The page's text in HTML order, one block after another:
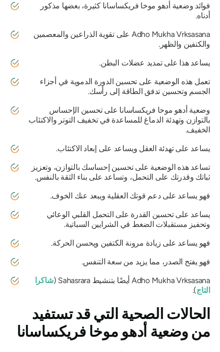
فوائد وضعية أدهو موخا فريكساسانا كثيرة، بعضها مذكور
أدناه.
Adho Mukha Vrksasanaعلى تقوية الذراعين والمعصمين
والكتفين والظهر.
يساعد هذا على تمديد عضلات البطن.
تعمل هذه الوضعية على تحسين الدورة الدموية في أجزاء
الجسم وتحسين تدفق الطاقة إلى رأسك.
وضعيةأدهو موخا فريكساساناعلى تحسين الإحساس
بالتوازن وتهدئة الدماغ للمساعدة في تخفيف التوتر والاكتئاب
الخفيف.
يساعد على تهدئة العقل ويساعد على إبعاد الاكتئاب.
تساعد هذه الوضعية على تحسين إحساسك بالتوازن، وتعزيز
ثباتك وقدرتك على التحمل، وتساعد على بناء الثقة بالنفس.
فهو يساعد على دعم قوتك العقلية ويبعد عنك الخوف.
يساعد على تحسين القدرة على التحمل القلبي الوعائي
وتحفيز مستقبلات الضغط في الشرايين السباتية.
فهو يساعد على زيادة مرونة الكتفين ويحسن الحركة.
فهو يفتح الصدر، مما يزيد من سعة التنفس.
Adho Mukha Vrksasanaأيضًا بتنشيط Sahasrara (
شاكرا
التاج).
الحالات الصحية التي قد تستفيد
من وضعيةأدهو موخا فريكساسانا